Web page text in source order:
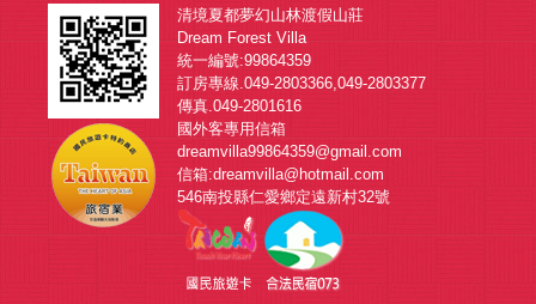
清境夏都夢幻山林渡假山莊
Dream Forest Villa
統一編號:99864359
訂房專線.049-2803366,049-2803377
傳真.049-2801616
國外客專用信箱
dreamvilla99864359@gmail.com
信箱:dreamvilla@hotmail.com
546南投縣仁愛鄉定遠新村32號